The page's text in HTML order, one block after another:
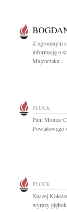
Z ogromnym
informację o
Majchrzaka...
PŁOCK
Pani Monice
Powiatowego
PŁOCK
Naszej
wyrazy